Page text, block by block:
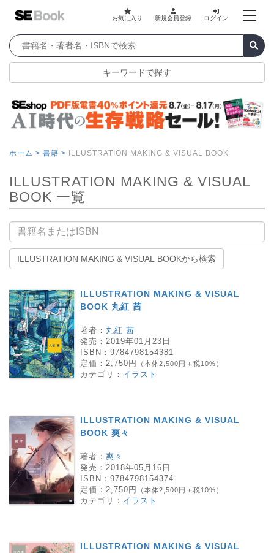
お気に入り 新規会員登録 ログイン
キーワードで探す
ホーム > 書籍 > ILLUSTRATION MAKING & VISUAL BOOK
ILLUSTRATION MAKING & VISUAL
BOOK 一覧
書籍名
ILLUSTRATION MAKING & VISUAL BOOKから検索
ILLUSTRATION MAKING & VISUAL
BOOK 丸紅 茜
著者： 丸紅 茜
発売： 2019年01月23日
ISBN： 9784798154381
定価： 2,750円 （本体2,500円＋税10%）
カテゴリ： イラスト
ILLUSTRATION MAKING & VISUAL
BOOK 爽々
著者： 爽々
発売： 2018年05月16日
ISBN： 9784798154374
定価： 2,750円 （本体2,500円＋税10%）
カテゴリ： イラスト
ILLUSTRATION MAKING & VISUAL